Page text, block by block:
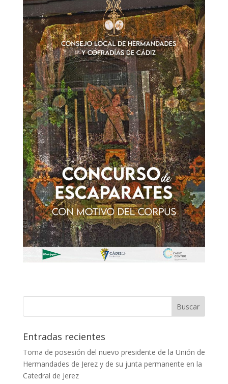
Entradas recientes
Toma de posesión del nuevo presidente de la Unión de
Hermandades de Jerez y de su junta permanente en la
Catedral de Jerez